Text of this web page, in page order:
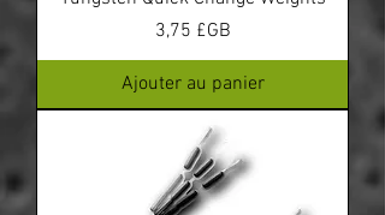
Prix
3,75 £GB
Ajouter au panier